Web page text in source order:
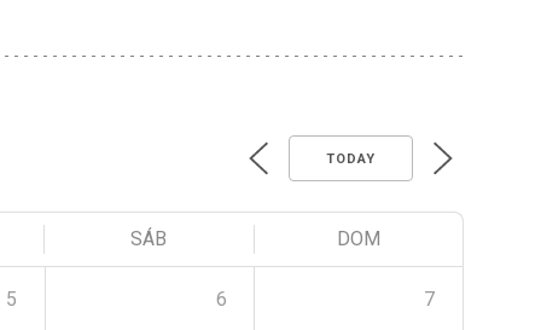
TODAY
SÁB DOM
5 6 7